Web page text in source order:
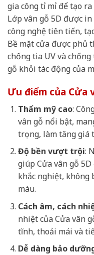
gia công tỉ mỉ để tạo
Lớp vân gỗ 5D được
công nghệ tiên tiến,
Bề mặt cửa được phủ
chống tia UV và
gỗ khỏi tác động của
Ưu điểm của Cửa
Thẩm mỹ cao:
vân gỗ nổi bật,
trọng, làm tăng giá
Độ bền vượt trội:
giúp Cửa vân gỗ
khắc nghiệt, không
màu.
Cách âm, cách
nhiệt của Cửa vân
tĩnh, thoải mái và
Dễ dàng bảo